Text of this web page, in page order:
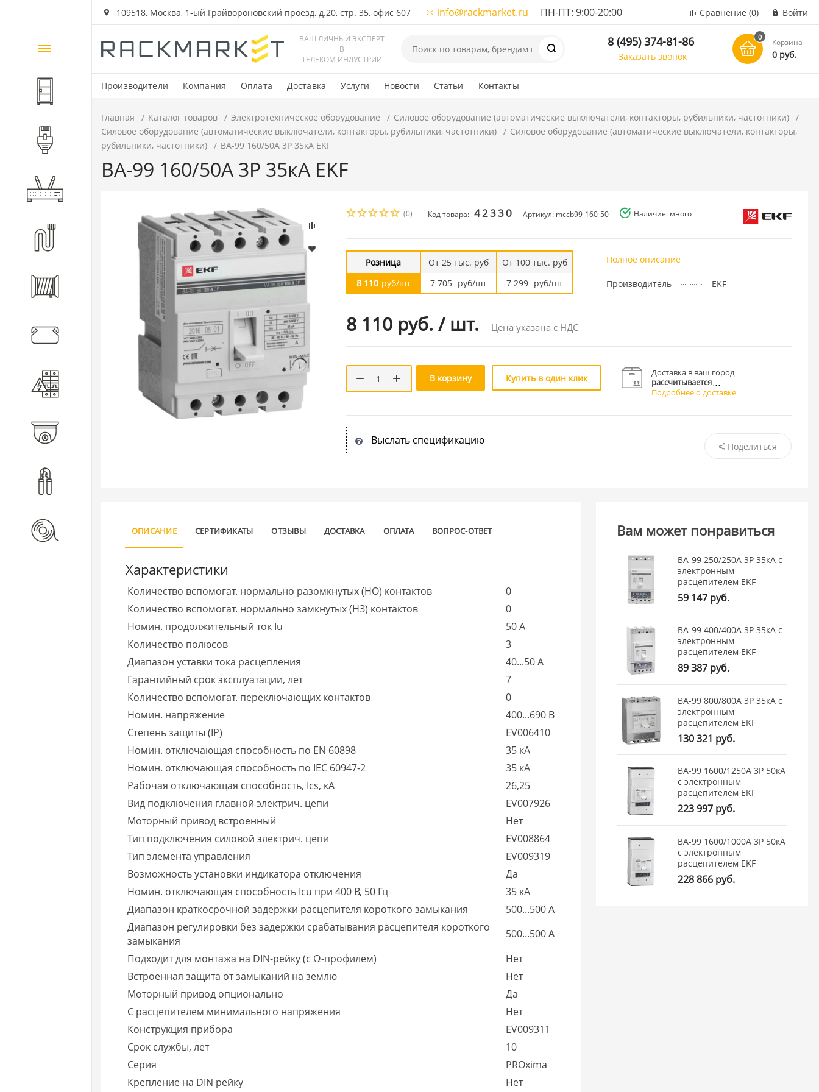
109518, Москва, 1-ый Грайвороновский проезд, д.20, стр. 35, офис 607 info@rackmarket.ru ПН-ПТ: 9:00-20:00 Сравнение (0) Войти
ВАШ ЛИЧНЫЙ ЭКСПЕРТ
В
ТЕЛЕКОМ ИНДУСТРИИ
8 (495) 374-81-86
Заказать звонок
0
Корзина
0 руб.
Производители Компания Оплата Доставка Услуги Новости Статьи Контакты
Каталог
товаров
Шкафы и стойки
Компоненты СКС
Волоконно-оптические
Кабеленесущие системы
Электротехническое
Расходные материалы
Главная Каталог товаров Электротехническое оборудование
Силовое оборудование (автоматические выключатели, контакторы, рубильники, частотники)
Силовое оборудование (автоматические выключатели, контакторы, рубильники, частотники)
Силовое оборудование (автоматические выключатели, контакторы,
рубильники, частотники)
ВА-99 160/50А 3P 35кА EKF
ВА-99 160/50А 3P 35кА EKF
(0) Код товара: 42330 Артикул: mccb99-160-50 Наличие: много
Розница
8 110 руб/шт
От 25 тыс. руб
7 705 руб/шт
От 100 тыс. руб
7 299 руб/шт
8 110 руб. / шт. Цена указана с НДС
Полное описание
Производитель EKF
В корзину Купить в один клик
Доставка в ваш город
рассчитывается
Подробнее о доставке
Выслать спецификацию Поделиться
ОПИСАНИЕ СЕРТИФИКАТЫ ОТЗЫВЫ ДОСТАВКА ОПЛАТА ВОПРОС-ОТВЕТ
Характеристики
Количество вспомогат. нормально разомкнутых (НО) контактов
0
Количество вспомогат. нормально замкнутых (НЗ) контактов
0
Номин. продолжительный ток Iu
50 А
Количество полюсов
3
Диапазон уставки тока расцепления
40...50 А
Гарантийный срок эксплуатации, лет
7
Количество вспомогат. переключающих контактов
0
Номин. напряжение
400...690 В
Степень защиты (IP)
EV006410
Номин. отключающая способность по EN 60898
35 кА
Номин. отключающая способность по IEC 60947-2
35 кА
Рабочая отключающая способность, Ics, кА
26,25
Вид подключения главной электрич. цепи
EV007926
Моторный привод встроенный
Нет
Тип подключения силовой электрич. цепи
EV008864
Тип элемента управления
EV009319
Возможность установки индикатора отключения
Да
Номин. отключающая способность Icu при 400 В, 50 Гц
35 кА
Диапазон краткосрочной задержки расцепителя короткого замыкания
500...500 А
Диапазон регулировки без задержки срабатывания расцепителя короткого
замыкания
500...500 А
Подходит для монтажа на DIN-рейку (с Ω-профилем)
Нет
Встроенная защита от замыканий на землю
Нет
Моторный привод опционально
Да
С расцепителем минимального напряжения
Нет
Конструкция прибора
EV009311
Срок службы, лет
10
Серия
PROxima
Крепление на DIN рейку
Нет
Вам может понравиться
ВА-99 250/250А 3P 35кА с
электронным
расцепителем EKF
59 147 руб.
ВА-99 400/400А 3P 35кА с
электронным
расцепителем EKF
89 387 руб.
ВА-99 800/800А 3P 35кА с
электронным
расцепителем EKF
130 321 руб.
ВА-99 1600/1250А 3P 50кА
с электронным
расцепителем EKF
223 997 руб.
ВА-99 1600/1000А 3P 50кА
с электронным
расцепителем EKF
228 866 руб.